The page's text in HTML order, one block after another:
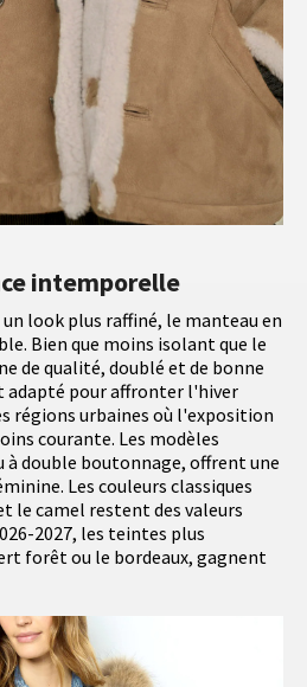
intemporelle
look plus raffiné, le manteau en
Bien que moins isolant que le
de qualité, doublé et de bonne
adapté pour affronter l'hiver
régions urbaines où l'exposition
courante. Les modèles
double boutonnage, offrent une
Les couleurs classiques
le camel restent des valeurs
2027, les teintes plus
forêt ou le bordeaux, gagnent